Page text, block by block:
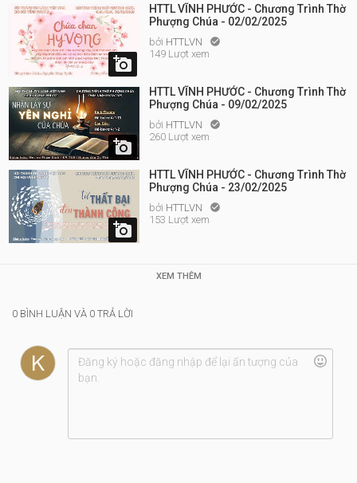

HTTL VĨNH PHƯỚC - Chương Trình Thờ
Phượng Chúa - 02/02/2025
bởi HTTLVN 
149 Lượt xem

HTTL VĨNH PHƯỚC - Chương Trình Thờ
Phượng Chúa - 09/02/2025
bởi HTTLVN 
260 Lượt xem

HTTL VĨNH PHƯỚC - Chương Trình Thờ
Phượng Chúa - 23/02/2025
bởi HTTLVN 
153 Lượt xem
XEM THÊM
0 BÌNH LUẬN VÀ 0 TRẢ LỜI